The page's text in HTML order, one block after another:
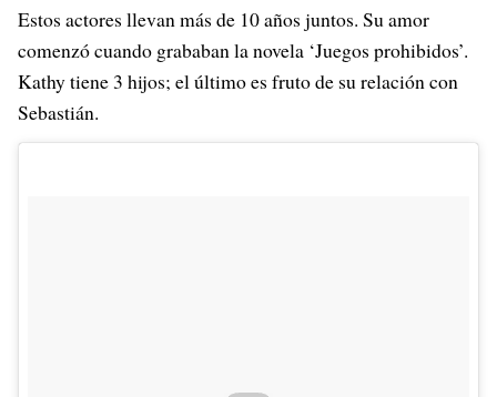
Estos actores llevan más de 10 años juntos. Su amor
comenzó cuando grababan la novela ‘Juegos prohibidos’.
Kathy tiene 3 hijos; el último es fruto de su relación con
Sebastián.